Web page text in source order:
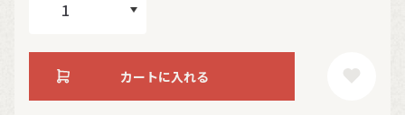
カートに入れる